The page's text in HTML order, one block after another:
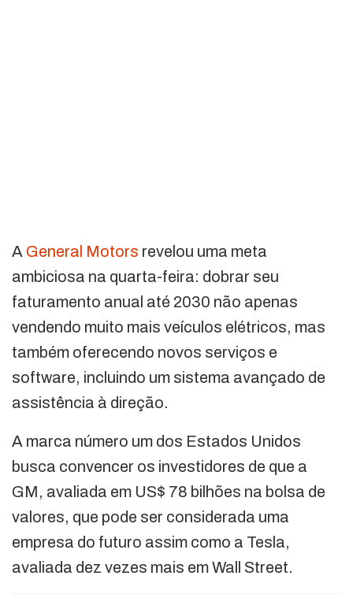
A General Motors revelou uma meta
ambiciosa na quarta-feira: dobrar seu
faturamento anual até 2030 não apenas
vendendo muito mais veículos elétricos, mas
também oferecendo novos serviços e
software, incluindo um sistema avançado de
assistência à direção.
A marca número um dos Estados Unidos
busca convencer os investidores de que a
GM, avaliada em US$ 78 bilhões na bolsa de
valores, que pode ser considerada uma
empresa do futuro assim como a Tesla,
avaliada dez vezes mais em Wall Street.